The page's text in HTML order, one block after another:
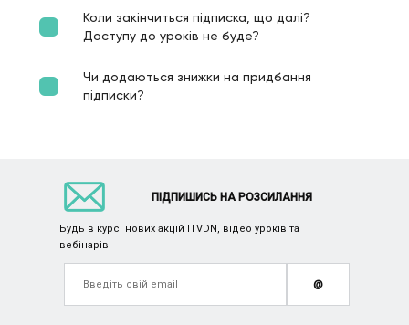
Коли закінчиться підписка, що далі?
Доступу до уроків не буде?
Чи додаються знижки на придбання
підписки?
ПІДПИШИСЬ НА РОЗСИЛАННЯ
Будь в курсі нових акцій ITVDN, відео уроків та
вебінарів
@